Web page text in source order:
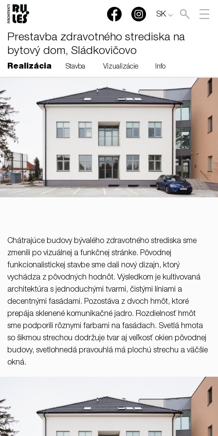
SK
Prestavba zdravotného strediska na
bytový dom, Sládkovičovo
Realizácia Stavba Vizualizácie Info
Chátrajúce budovy bývalého zdravotného strediska sme
zmenili po vizuálnej a funkčnej stránke. Pôvodnej
funkcionalistickej stavbe sme dali nový dizajn, ktorý
vychádza z pôvodných hodnôt. Výsledkom je kultivovaná
architektúra s jednoduchými tvarmi, čistými líniami a
decentnými fasádami. Pozostáva z dvoch hmôt, ktoré
prepája sklenené komunikačné jadro. Rozdielnosť hmôt
sme podporili rôznymi farbami na fasádach. Svetlá hmota
so šikmou strechou dodržuje tvar aj veľkosť okien pôvodnej
budovy, svetlohnedá pravouhlá má plochú strechu a väčšie
okná.
Slovensko
© RULES, s.r.o.